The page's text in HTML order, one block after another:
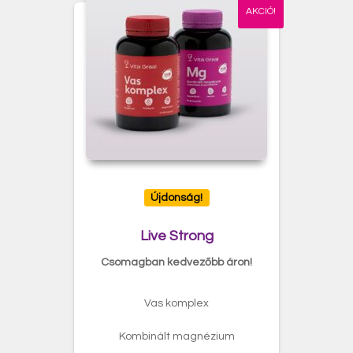
AKCIÓ!
Újdonság!
Live Strong
Csomagban kedvezőbb áron!
Vas komplex
Kombinált magnézium